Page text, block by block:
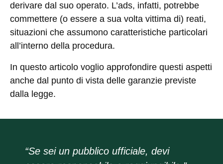
derivare dal suo operato. L’ads, infatti, potrebbe
commettere (o essere a sua volta vittima di) reati,
situazioni che assumono caratteristiche particolari
all’interno della procedura.
In questo articolo voglio approfondire questi aspetti
anche dal punto di vista delle garanzie previste
dalla legge.
“Se sei un pubblico ufficiale, devi